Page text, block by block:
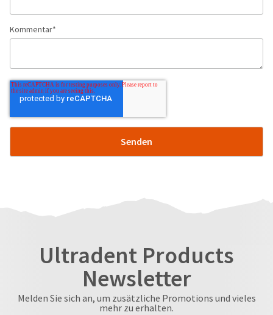
Kommentar*
Ultradent Products
Newsletter
Melden Sie sich an, um zusätzliche Promotions und vieles
mehr zu erhalten.